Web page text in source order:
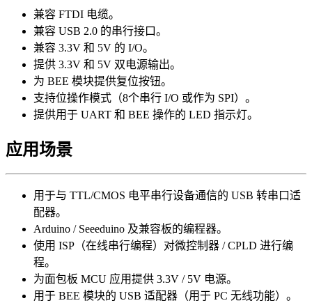
兼容 FTDI 电缆。
兼容 USB 2.0 的串行接口。
兼容 3.3V 和 5V 的 I/O。
提供 3.3V 和 5V 双电源输出。
为 BEE 模块提供复位按钮。
支持位操作模式（8个串行 I/O 或作为 SPI）。
提供用于 UART 和 BEE 操作的 LED 指示灯。
应用场景
用于与 TTL/CMOS 电平串行设备通信的 USB 转串口适
配器。
Arduino / Seeeduino 及兼容板的编程器。
使用 ISP（在线串行编程）对微控制器 / CPLD 进行编
程。
为面包板 MCU 应用提供 3.3V / 5V 电源。
用于 BEE 模块的 USB 适配器（用于 PC 无线功能）。